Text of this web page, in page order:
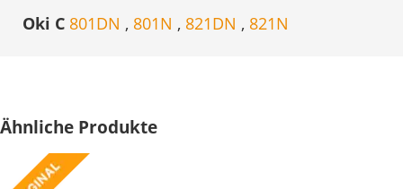
Oki C 801DN , 801N , 821DN , 821N
Ähnliche Produkte